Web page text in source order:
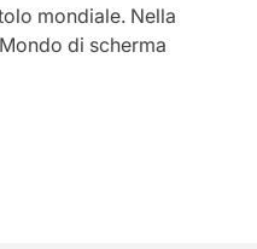
mondiale. Nella
di scherma